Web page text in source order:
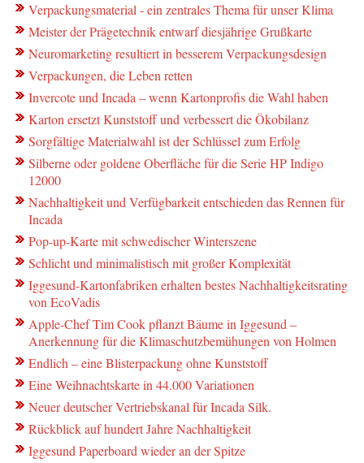
Verpackungsmaterial - ein zentrales Thema für unser Klima
Meister der Prägetechnik entwarf diesjährige Grußkarte
Neuromarketing resultiert in besserem Verpackungsdesign
Verpackungen, die Leben retten
Invercote und Incada – wenn Kartonprofis die Wahl haben
Karton ersetzt Kunststoff und verbessert die Ökobilanz
Sorgfältige Materialwahl ist der Schlüssel zum Erfolg
Silberne oder goldene Oberfläche für die Serie HP Indigo
12000
Nachhaltigkeit und Verfügbarkeit entschieden das Rennen für
Incada
Pop-up-Karte mit schwedischer Winterszene
Schlicht und minimalistisch mit großer Komplexität
Iggesund-Kartonfabriken erhalten bestes Nachhaltigkeitsrating
von EcoVadis
Apple-Chef Tim Cook pflanzt Bäume in Iggesund –
Anerkennung für die Klimaschutzbemühungen von Holmen
Endlich – eine Blisterpackung ohne Kunststoff
Eine Weihnachtskarte in 44.000 Variationen
Neuer deutscher Vertriebskanal für Incada Silk.
Rückblick auf hundert Jahre Nachhaltigkeit
Iggesund Paperboard wieder an der Spitze